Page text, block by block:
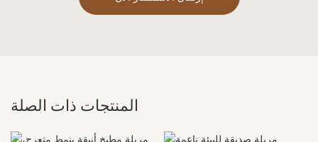
المنتجات ذات الصلة